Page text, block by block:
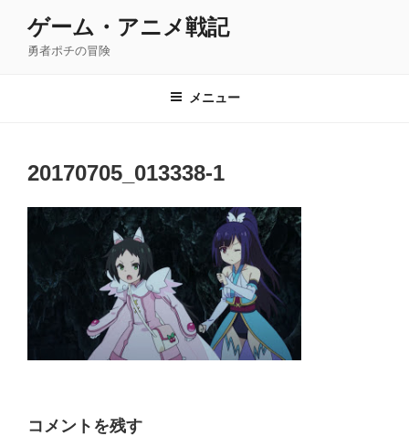
ゲーム・アニメ戦記
勇者ポチの冒険
メニュー
20170705_013338-1
コメントを残す